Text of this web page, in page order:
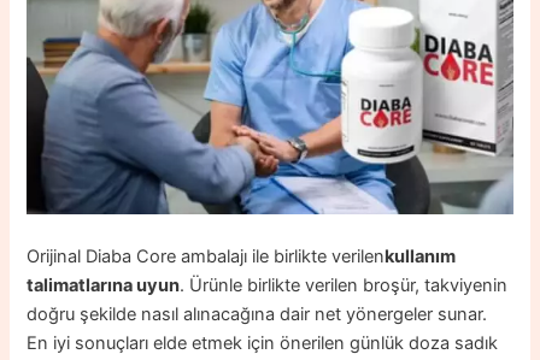
Orijinal Diaba Core ambalajı ile birlikte verilenkullanım
talimatlarına uyun. Ürünle birlikte verilen broşür, takviyenin
doğru şekilde nasıl alınacağına dair net yönergeler sunar.
En iyi sonuçları elde etmek için önerilen günlük doza sadık